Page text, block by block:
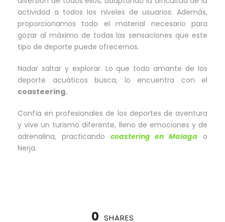
actividad a todos los niveles de usuarios. Además,
proporcionamos todo el material necesario para
gozar al máximo de todas las sensaciones que este
tipo de deporte puede ofrecernos.
Nadar saltar y explorar. Lo que todo amante de los
deporte acuáticos busca, lo encuentra con el
coasteering.
Confía en profesionales de los deportes de aventura
y vive un turismo diferente, lleno de emociones y de
adrenalina, practicando coastering en Malaga o
Nerja.
0 SHARES